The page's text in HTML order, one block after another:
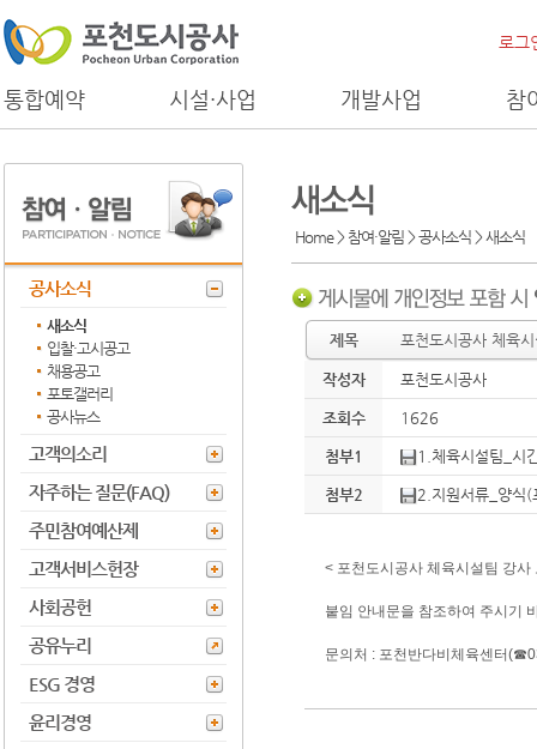
로그
통합예약 시설·사업 개발사업 참
공사소식
새소식
입찰·고시공고
채용공고
포토갤러리
공사뉴스
고객의소리
자주하는 질문(FAQ)
주민참여예산제
고객서비스헌장
사회공헌
공유누리
ESG 경영
윤리경영
Home > 참여·알림 > 공사소식 > 새소식
제목 포천도시공사 체육
작성자 포천도시공사
조회수 1626
첨부1 1.체육시설팀_시
첨부2 2.지원서류_양식
< 포천도시공사 체육시설팀 강
붙임 안내문을 참조하여 주시기
문의처 : 포천반다비체육센터